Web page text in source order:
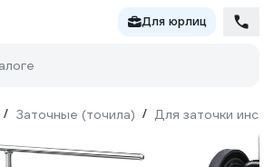
Для юрлиц
/ Заточные (точила) / Для заточки